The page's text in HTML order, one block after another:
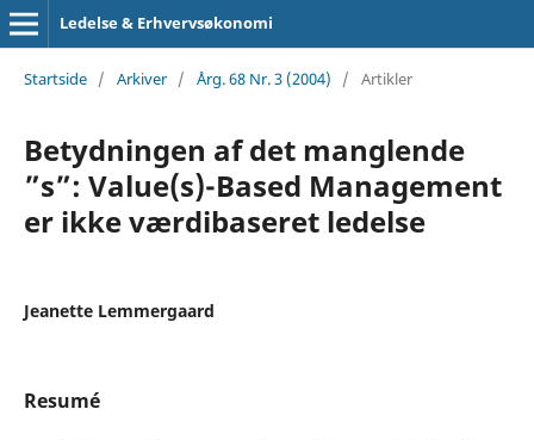
Ledelse & Erhvervsøkonomi
Startside / Arkiver / Årg. 68 Nr. 3 (2004) / Artikler
Betydningen af det manglende
”s”: Value(s)-Based Management
er ikke værdibaseret ledelse
Jeanette Lemmergaard
Resumé